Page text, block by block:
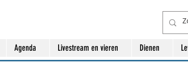
Agenda Livestream en vieren Dienen